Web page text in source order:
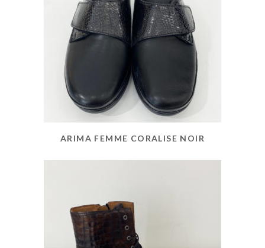
ARIMA FEMME CORALISE NOIR